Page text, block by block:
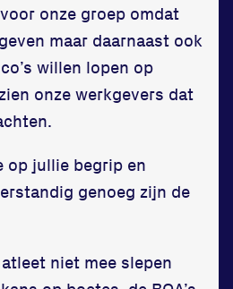
onze groep omdat
maar daarnaast ook
willen lopen op
onze werkgevers dat
op jullie begrip en
genoeg zijn de
niet mee slepen